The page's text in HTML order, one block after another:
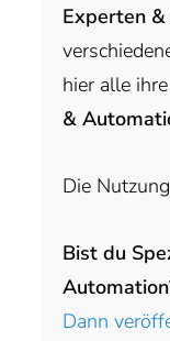
Experten
hier alle
&
Die
Bist du
Dann